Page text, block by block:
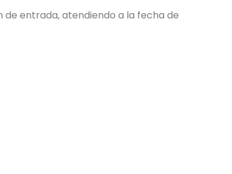
entrada, atendiendo a la fecha de